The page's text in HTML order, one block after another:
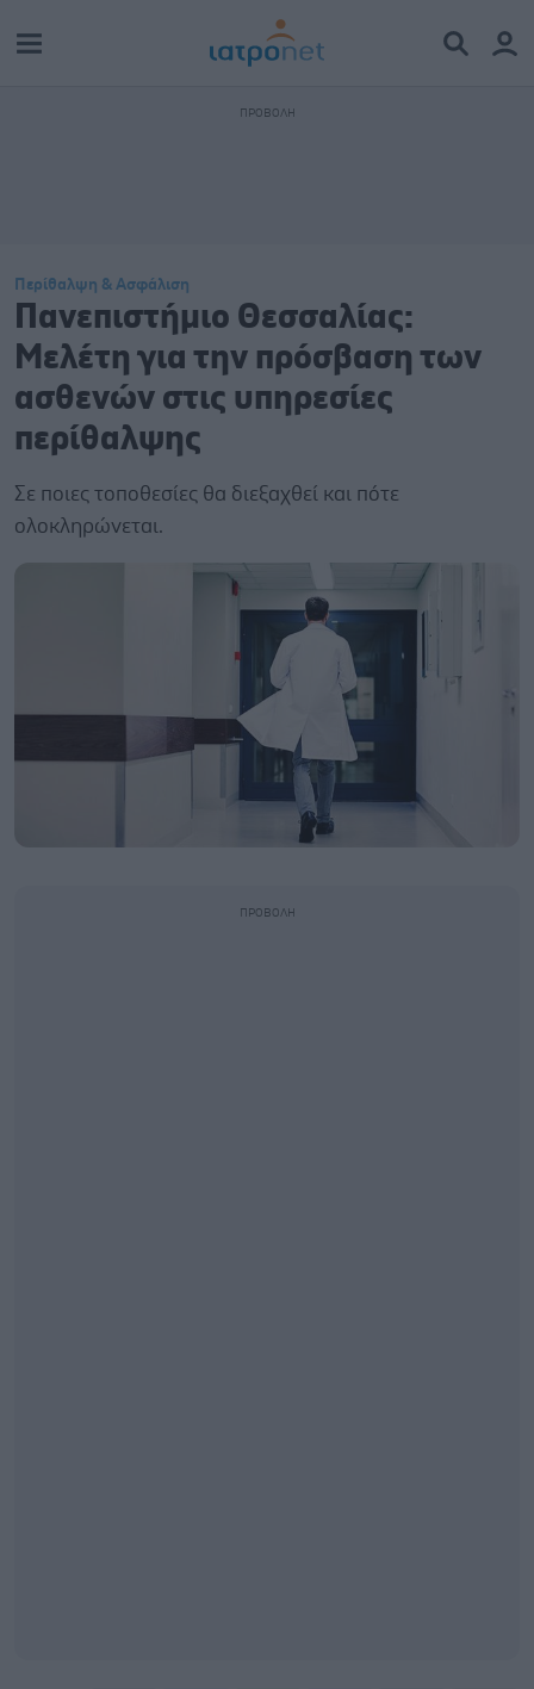
Περίθαλψη & Ασφάλιση
Πανεπιστήμιο Θεσσαλίας:
Μελέτη για την πρόσβαση των
ασθενών στις υπηρεσίες
περίθαλψης
Σε ποιες τοποθεσίες θα διεξαχθεί και πότε
ολοκληρώνεται.